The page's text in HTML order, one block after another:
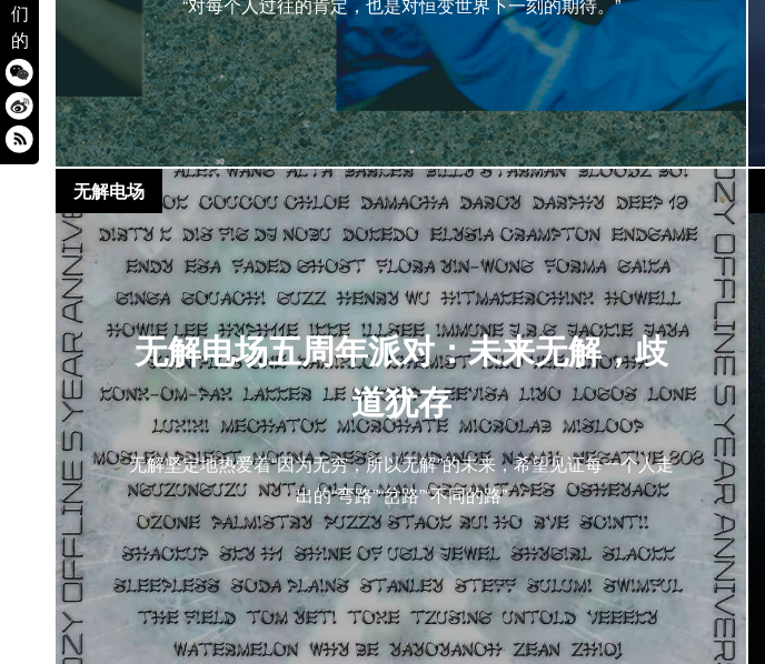
们
的
无解电场五周年派对：未来无解，歧
道犹存
无解坚定地热爱着“因为无穷，所以无解”的未来，希望见证每一个人走
出的“弯路”“岔路”“不同的路”
无解电场